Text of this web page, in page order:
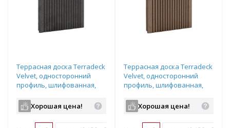
Террасная доска Terradeck
Velvet, односторонний
профиль, шлифованная,
цвет: черный
Хорошая цена!
Террасная доска Terradeck
Velvet, односторонний
профиль, шлифованная,
цвет: светло-коричневый
Хорошая цена!